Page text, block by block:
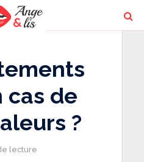
cas de
?
lecture